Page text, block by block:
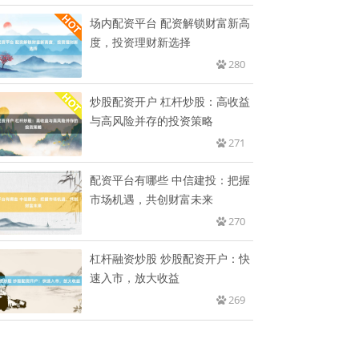
场内配资平台 配资解锁财富新高
度，投资理财新选择
280
炒股配资开户 杠杆炒股：高收益
与高风险并存的投资策略
271
配资平台有哪些 中信建投：把握
市场机遇，共创财富未来
270
杠杆融资炒股 炒股配资开户：快
速入市，放大收益
269